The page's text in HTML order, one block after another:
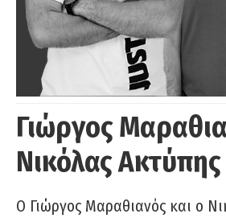
Γιώργος
Νικόλας Ακτύπης
Ο Γιώργος Μαραθιανός και ο